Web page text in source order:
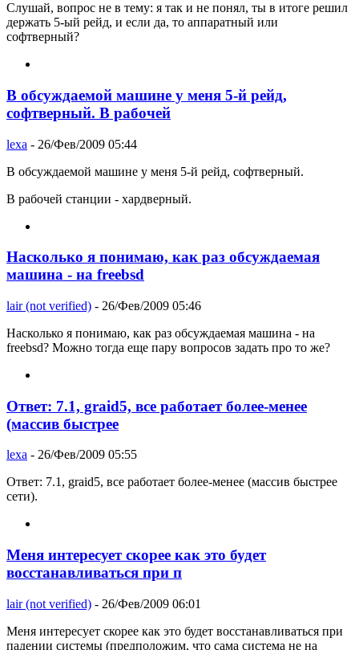
Слушай, вопрос не в тему: я так и не понял, ты в итоге решил
держать 5-ый рейд, и если да, то аппаратный или
софтверный?
В обсуждаемой машине у меня 5-й рейд,
софтверный. В рабочей
lexa - 26/Фев/2009 05:44
В обсуждаемой машине у меня 5-й рейд, софтверный.
В рабочей станции - хардверный.
Насколько я понимаю, как раз обсуждаемая
машина - на freebsd
lair (not verified) - 26/Фев/2009 05:46
Насколько я понимаю, как раз обсуждаемая машина - на
freebsd? Можно тогда еще пару вопросов задать про то же?
Ответ: 7.1, graid5, все работает более-менее
(массив быстрее
lexa - 26/Фев/2009 05:55
Ответ: 7.1, graid5, все работает более-менее (массив быстрее
сети).
Меня интересует скорее как это будет
восстанавливаться при п
lair (not verified) - 26/Фев/2009 06:01
Меня интересует скорее как это будет восстанавливаться при
падении системы (предположим, что сама система не на